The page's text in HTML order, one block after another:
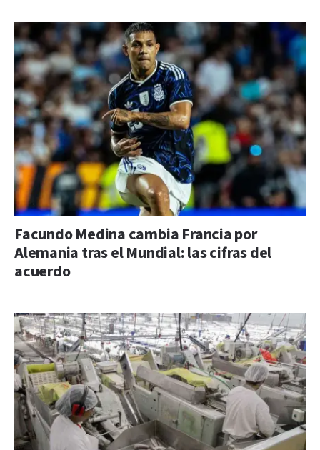
Facundo Medina cambia Francia por
Alemania tras el Mundial: las cifras del
acuerdo